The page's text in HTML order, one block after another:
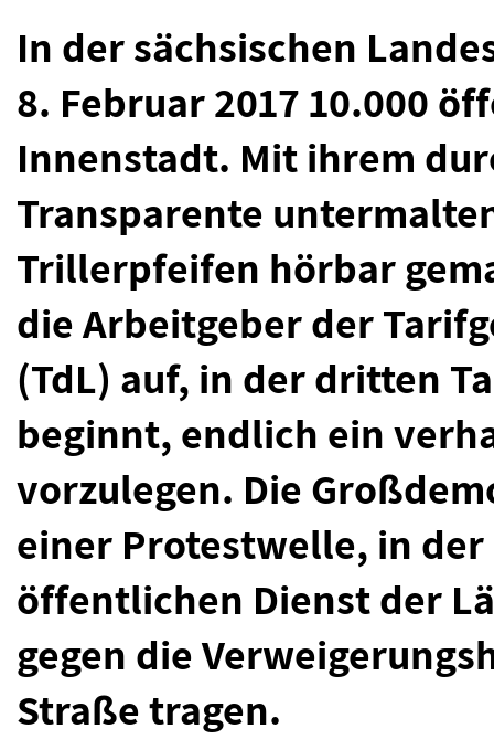
In der sächsischen
8. Februar 2017 10.000
Innenstadt. Mit ihrem
Transparente
Trillerpfeifen hörbar
die Arbeitgeber der
(TdL) auf, in der dritten
beginnt, endlich ein
vorzulegen. Die
einer Protestwelle, in
öffentlichen Dienst der
gegen die
Straße tragen.